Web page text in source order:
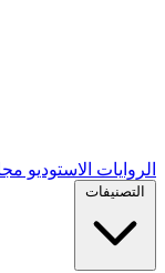
الروايات الاستوديو
التصنيفات